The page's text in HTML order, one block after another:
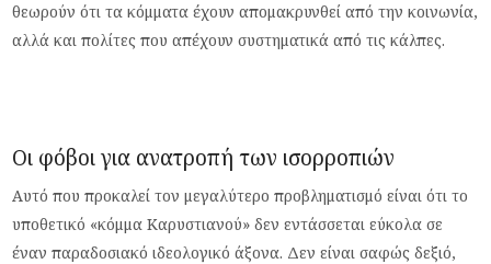
θεωρούν ότι τα κόμματα έχουν απομακρυνθεί από την κοινωνία,
αλλά και πολίτες που απέχουν συστηματικά από τις κάλπες.
Οι φόβοι για ανατροπή των ισορροπιών
Αυτό που προκαλεί τον μεγαλύτερο προβληματισμό είναι ότι το
υποθετικό «κόμμαΚαρυστιανού»δεν εντάσσεται εύκολα σε
έναν παραδοσιακό ιδεολογικό άξονα. Δεν είναι σαφώς δεξιό,